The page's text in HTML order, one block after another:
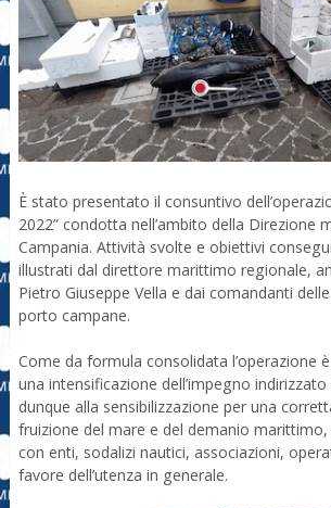
È stato presentato il consuntivo
2022” condotta nell’ambito della Direzione
Campania. Attività svolte e obiettivi
illustrati dal direttore marittimo regionale,
Pietro Giuseppe Vella e dai comandanti
porto campane.
Come da formula consolidata l’operazione
una intensificazione dell’impegno
dunque alla sensibilizzazione per una
fruizione del mare e del demanio
con enti, sodalizi nautici, associazioni,
favore dell’utenza in generale.